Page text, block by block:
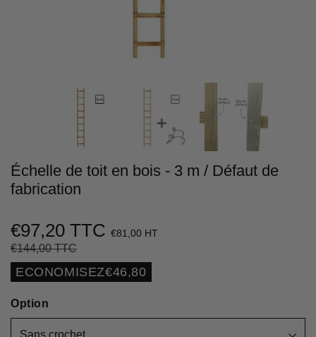
Échelle de toit en bois - 3 m / Défaut de
fabrication
€97,20 TTC €81,00 HT
€144,00 TTC
régulier
réduit
Unit
price
ECONOMISEZ€46,80
Option